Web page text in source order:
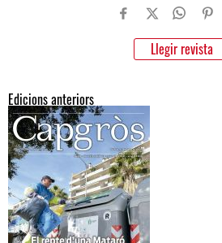
Llegir revista
Edicions anteriors